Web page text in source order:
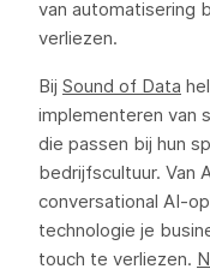
van automatisering
verliezen.
Bij Sound of Data
implementeren van
die passen bij hun
bedrijfscultuur. Van
conversational AI-
technologie je
touch te verliezen.